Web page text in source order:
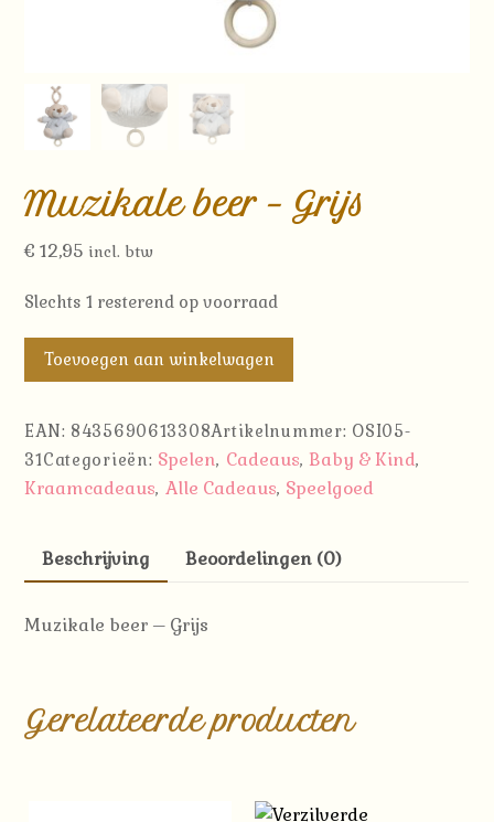
Muzikale beer – Grijs
€ 12,95 incl. btw
Slechts 1 resterend op voorraad
Muzikale
beer
Grijs
aantal
Toevoegen aan winkelwagen
EAN: 8435690613308Artikelnummer: OSI05-
31Categorieën: Spelen, Cadeaus, Baby & Kind,
Kraamcadeaus, Alle Cadeaus, Speelgoed
Beschrijving Beoordelingen (0)
Muzikale beer – Grijs
Gerelateerde producten